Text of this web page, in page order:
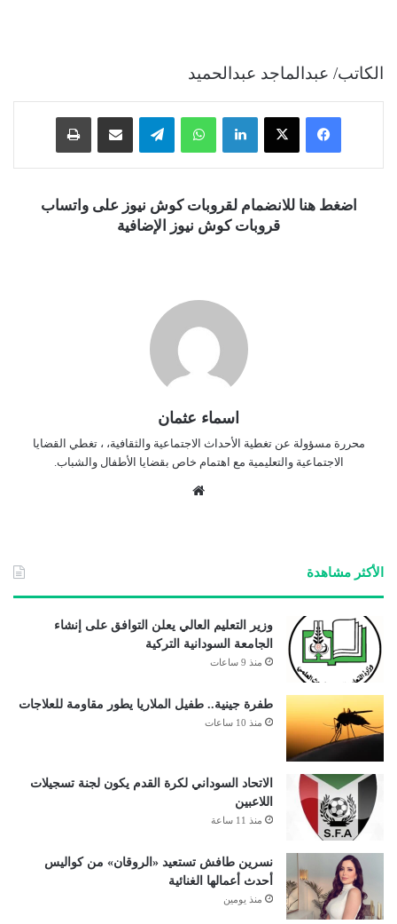
الكاتب/ عبدالماجد عبدالحميد
فيسبوك ‫X لينكدإن واتساب تيلقرام
اضغط هنا للانضمام لقروبات كوش نيوز على واتساب
قروبات كوش نيوز الإضافية
اسماء عثمان
محررة مسؤولة عن تغطية الأحداث الاجتماعية والثقافية، ، تغطي القضايا
الاجتماعية والتعليمية مع اهتمام خاص بقضايا الأطفال والشباب.
الأكثر مشاهدة
وزير التعليم العالي يعلن التوافق على إنشاء
الجامعة السودانية التركية
منذ 9 ساعات
طفرة جينية.. طفيل الملاريا يطور مقاومة للعلاجات
منذ 10 ساعات
الاتحاد السوداني لكرة القدم يكون لجنة تسجيلات
اللاعبين
منذ 11 ساعة
نسرين طافش تستعيد «الروقان» من كواليس
أحدث أعمالها الغنائية
منذ يومين